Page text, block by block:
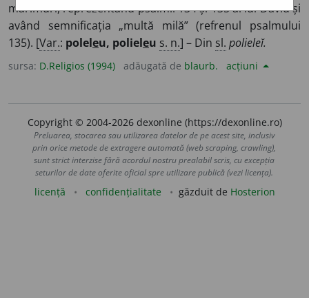
mărimuri, reprezentând psalmii 134 și 135 ai lui David și
având semnificația „multă milă” (refrenul psalmului
135). [Var.: poleleu, polieleu s. n.] – Din sl. polieleĭ.
sursa: D.Religios (1994) adăugată de blaurb. acțiuni
Copyright © 2004-2026 dexonline (https://dexonline.ro)
Preluarea, stocarea sau utilizarea datelor de pe acest site, inclusiv
prin orice metode de extragere automată (web scraping, crawling),
sunt strict interzise fără acordul nostru prealabil scris, cu excepția
seturilor de date oferite oficial spre utilizare publică (vezi licența).
licență confidențialitate găzduit de Hosterion